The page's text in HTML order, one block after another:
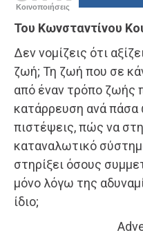
Κοινοποιήσεις
Του Κωνσταντίνου
Δεν νομίζεις ότι
ζωή; Τη ζωή που σε
από έναν τρόπο ζωής
κατάρρευση ανά πάσα
πιστέψεις, πώς να
καταναλωτικό
στηρίξει όσους
μόνο λόγω της
ίδιο;